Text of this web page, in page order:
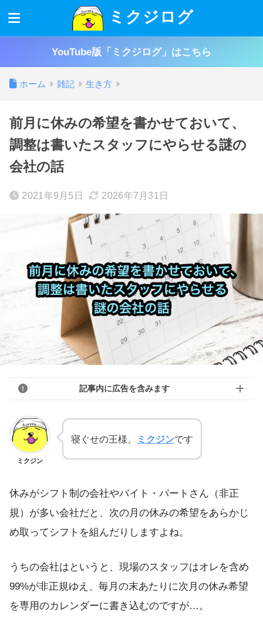
ミクジログ
YouTube版「ミクジログ」はこちら
ホーム 雑記 生き方
前月に休みの希望を書かせておいて、
調整は書いたスタッフにやらせる謎の
会社の話
2021年9月5日 2026年7月31日
記事内に広告を含みます
ミクジン
寝ぐせの王様、 ミクジンです
休みがシフト制の会社やバイト・パートさん（非正
規）が多い会社だと、次の月の休みの希望をあらかじ
め取ってシフトを組んだりしますよね。
うちの会社はというと、現場のスタッフはオレを含め
99%が非正規ゆえ、毎月の末あたりに次月の休み希望
を専用のカレンダーに書き込むのですが…。